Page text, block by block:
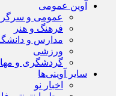
آوین عمومی
عمومی و
فرهنگ و هنر
مدارس و
ورزشی
گردشگری و
سایر آوینی‌ها
اخبار نو